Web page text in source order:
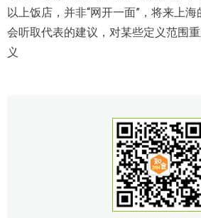
以上饭店，并非“网开一面”，将来上海
会听取代表的建议，对某些定义范围
义